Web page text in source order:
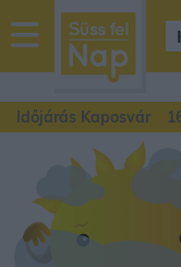
sussfelnap.hu
időjárás
Időjárás Kaposvár